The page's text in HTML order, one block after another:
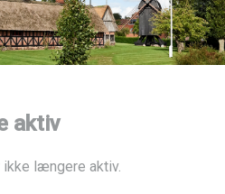
aktiv
længere aktiv.